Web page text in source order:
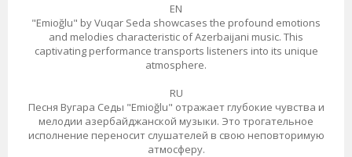
EN
"Emioğlu" by Vuqar Seda showcases the profound emotions
and melodies characteristic of Azerbaijani music. This
captivating performance transports listeners into its unique
atmosphere.
RU
Песня Вугара Седы "Emioğlu" отражает глубокие чувства и
мелодии азербайджанской музыки. Это трогательное
исполнение переносит слушателей в свою неповторимую
атмосферу.